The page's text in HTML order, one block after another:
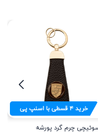
خرید۴قسطی با اسنپ پی
چرم گرد پورشه